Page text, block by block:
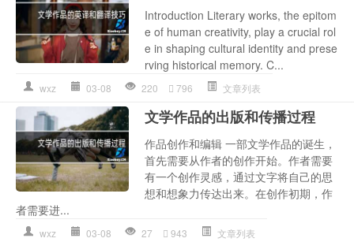
Introduction Literary works, the epitom
e of human creativity, play a crucial rol
e in shaping cultural identity and prese
rving historical memory. C...
wxz 03-08 220 796 文章列表
文学作品的出版和传播过程
作品创作和编辑 一部文学作品的诞生，
首先需要从作者的创作开始。作者需要
有一个创作灵感，通过文字将自己的思
想和想象力传达出来。在创作初期，作
者需要进...
wxz 03-08 27 943 文章列表